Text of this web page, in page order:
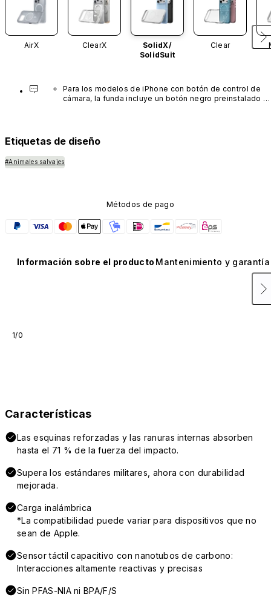
AirX ClearX
SolidX/
SolidSuit
Clear
Para los modelos de iPhone con botón de control de
cámara, la funda incluye un botón negro preinstalado
Etiquetas de diseño
#Animales salvajes
Métodos de pago
Información sobre el producto Mantenimiento y garantía
1/0
Características
Las esquinas reforzadas y las ranuras internas absorben
hasta el 71 % de la fuerza del impacto.
Supera los estándares militares, ahora con durabilidad
mejorada.
Carga inalámbrica
*La compatibilidad puede variar para dispositivos que no
sean de Apple.
Sensor táctil capacitivo con nanotubos de carbono:
Interacciones altamente reactivas y precisas
Sin PFAS-NIA ni BPA/F/S